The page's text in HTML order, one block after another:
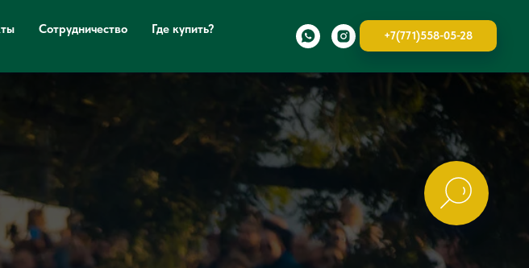
Сотрудничество
Где купить?
+7(771)558-05-28